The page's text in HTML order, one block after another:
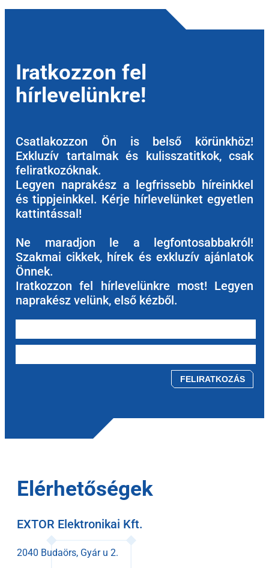
Iratkozzon fel
hírlevelünkre!
Csatlakozzon Ön is belső körünkhöz!
Exkluzív tartalmak és kulisszatitkok, csak
feliratkozóknak.
Legyen naprakész a legfrissebb híreinkkel
és tippjeinkkel. Kérje hírlevelünket egyetlen
kattintással!
Ne maradjon le a legfontosabbakról!
Szakmai cikkek, hírek és exkluzív ajánlatok
Önnek.
Iratkozzon fel hírlevelünkre most! Legyen
naprakész velünk, első kézből.
Elérhetőségek
EXTOR Elektronikai Kft.
2040 Budaörs, Gyár u 2.